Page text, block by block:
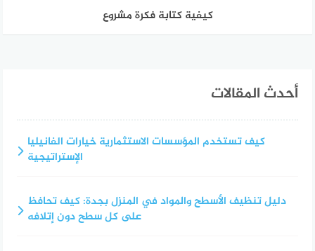
كيفية كتابة فكرة مشروع
أحدث المقالات
كيف تستخدم المؤسسات الاستثمارية خيارات الفانيليا
الإستراتيجية
دليل تنظيف الأسطح والمواد في المنزل بجدة: كيف تحافظ
على كل سطح دون إتلافه